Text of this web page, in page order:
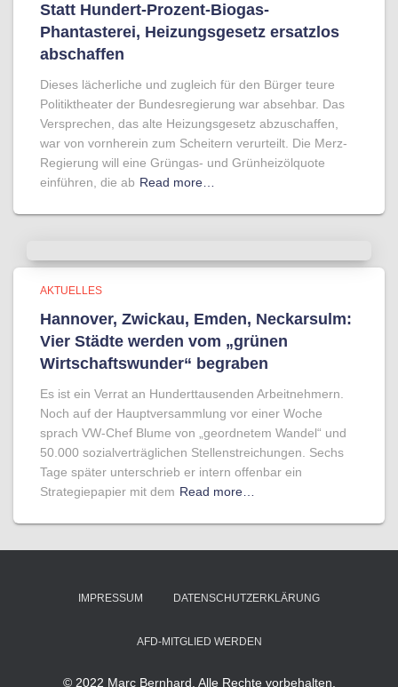
Statt Hundert-Prozent-Biogas-
Phantasterei, Heizungsgesetz ersatzlos
abschaffen
Dieses lächerliche und zugleich für den Bürger teure
Politiktheater der Bundesregierung war absehbar. Das
Versprechen, das alte Heizungsgesetz abzuschaffen,
war von vornherein zum Scheitern verurteilt. Die Merz-
Regierung will eine Grüngas- und Grünheizölquote
einführen, die ab Read more…
AKTUELLES
Hannover, Zwickau, Emden, Neckarsulm:
Vier Städte werden vom „grünen
Wirtschaftswunder“ begraben
Es ist ein Verrat an Hunderttausenden Arbeitnehmern.
Noch auf der Hauptversammlung vor einer Woche
sprach VW-Chef Blume von „geordnetem Wandel“ und
50.000 sozialverträglichen Stellenstreichungen. Sechs
Tage später unterschrieb er intern offenbar ein
Strategiepapier mit dem Read more…
IMPRESSUM DATENSCHUTZERKLÄRUNG
AFD-MITGLIED WERDEN
© 2022 Marc Bernhard. Alle Rechte vorbehalten.